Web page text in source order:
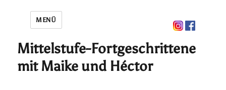
MENÜ
Mittelstufe-Fortgeschrittene
mit Maike und Héctor